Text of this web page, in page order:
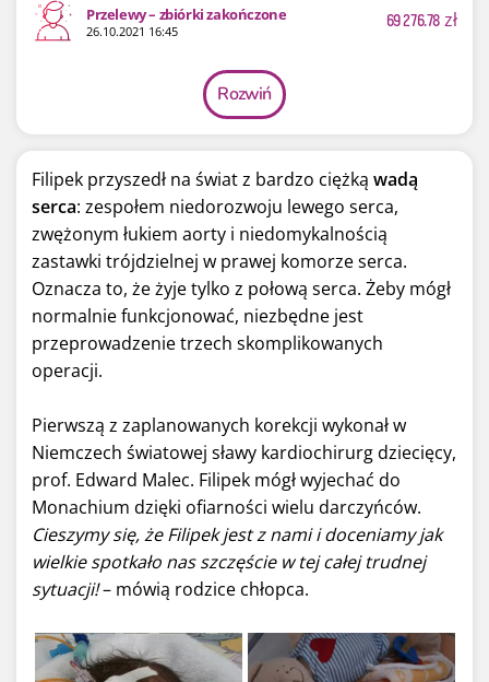
Przelewy – zbiórki zakończone
26.10.2021 16:45 69 276.78zł
Rozwiń
Filipek przyszedł na świat z bardzo ciężką wadą
serca: zespołem niedorozwoju lewego serca,
zwężonym łukiem aorty i niedomykalnością
zastawki trójdzielnej w prawej komorze serca.
Oznacza to, że żyje tylko z połową serca. Żeby mógł
normalnie funkcjonować, niezbędne jest
przeprowadzenie trzech skomplikowanych
operacji.
Pierwszą z zaplanowanych korekcji wykonał w
Niemczech światowej sławy kardiochirurg dziecięcy,
prof. Edward Malec. Filipek mógł wyjechać do
Monachium dzięki ofiarności wielu darczyńców.
Cieszymy się, że Filipek jest z nami i doceniamy jak
wielkie spotkało nas szczęście w tej całej trudnej
sytuacji!– mówią rodzice chłopca.